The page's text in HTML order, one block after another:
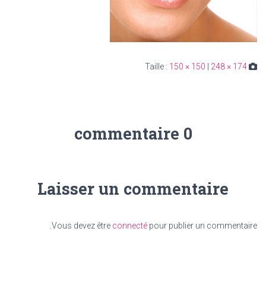
150 × 150 248 × 174
0 commentaire
Laisser un commentaire
Vous devez être connecté pour publier un commentaire.